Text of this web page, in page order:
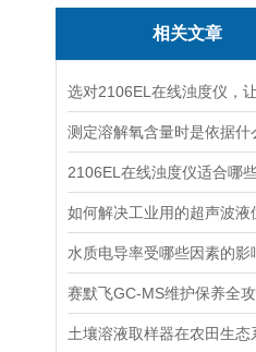
相关文章
2106EL在线浊度仪适合哪
水质电导率受哪些因素的影